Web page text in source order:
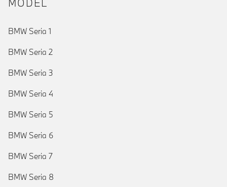
MODEL
BMW Seria 1
BMW Seria 2
BMW Seria 3
BMW Seria 4
BMW Seria 5
BMW Seria 6
BMW Seria 7
BMW Seria 8